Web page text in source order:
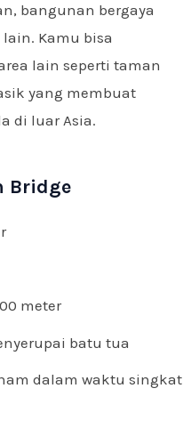
bangunan bergaya
Kamu bisa
lain seperti taman
yang membuat
di luar Asia.
Bridge
meter
batu tua
dalam waktu singkat